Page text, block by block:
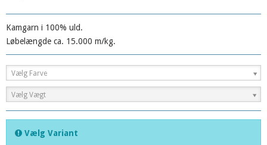
Kamgarn i 100% uld.
Løbelængde ca. 15.000 m/kg.
Vælg Farve
Vælg Vægt
Vælg Variant